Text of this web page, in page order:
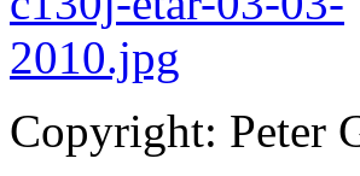
Copyright: Peter